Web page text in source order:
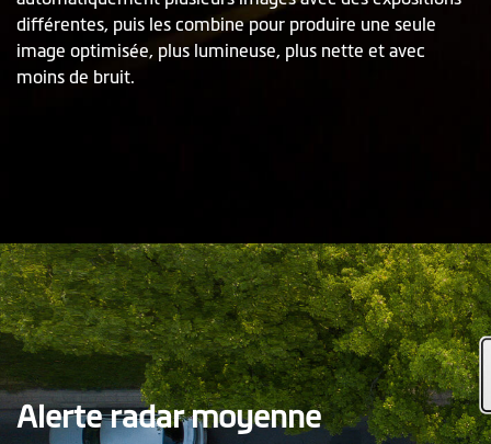
différentes, puis les combine pour produire une seule
image optimisée, plus lumineuse, plus nette et avec
moins de bruit.
Alerte radar moyenne